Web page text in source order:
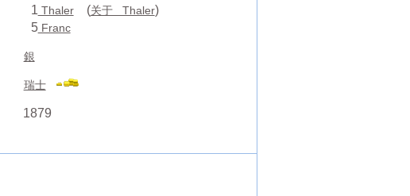
1 Thaler (关于 Thaler)
5Franc
銀
瑞士
1879